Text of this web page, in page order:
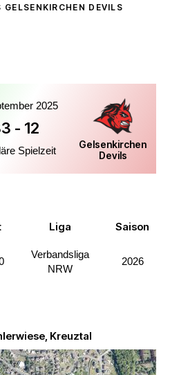
DEVILS
Gelsenkirchen
Devils
2025
- 12
Spielzeit
Liga Saison
Verbandsliga
NRW
2026
Kreuztal